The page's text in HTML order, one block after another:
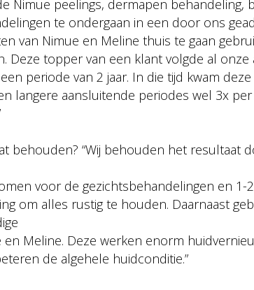
Nimue peelings, dermapen behandeling,
te ondergaan in een door ons
van Nimue en Meline thuis te gaan
Deze topper van een klant volgde al
periode van 2 jaar. In die tijd kwam
langere aansluitende periodes wel 3x
behouden? “Wij behouden het resultaat
voor de gezichtsbehandelingen en
om alles rustig te houden. Daarnaast
Meline. Deze werken enorm
de algehele huidconditie.”